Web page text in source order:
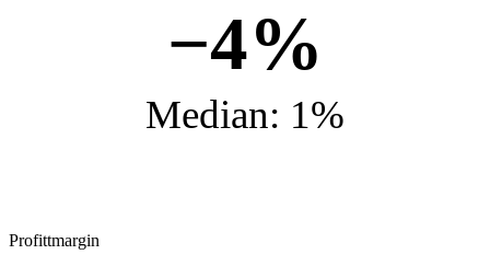
−4%
Median: 1%
Profittmargin